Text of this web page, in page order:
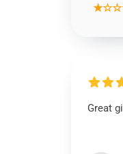
Great